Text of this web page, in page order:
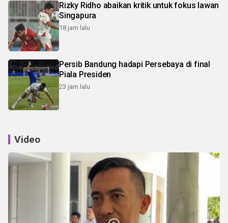
Rizky Ridho abaikan kritik untuk fokus lawan
Singapura
18 jam lalu
Persib Bandung hadapi Persebaya di final
Piala Presiden
23 jam lalu
Video